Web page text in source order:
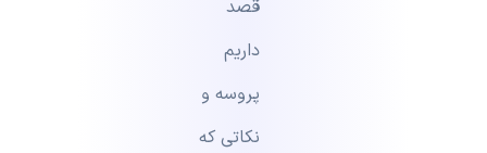
قصد
داریم
پروسه و
نکاتی که